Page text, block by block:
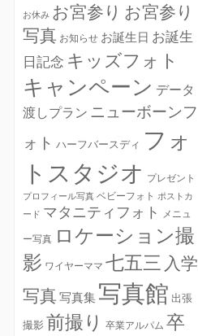
お休み お宮参り お宮参り
写真 お知らせ お誕生日 お誕生
日記念 キッズフォト
キャンペーン データ
渡しプラン ニューボーンフ
ォト ハーフバースディ フォ
トスタジオ
プレゼント
プロフィール写真 ベビーフォト ポストカ
ード マタニティフォト メニュ
ー写真 ロケーション撮
影 ワイヤーママ 七五三 入学
写真 写真集 写真館 出張
撮影 前撮り 卒業アルパム 卒